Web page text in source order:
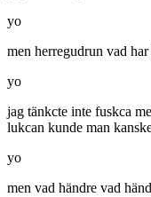
yo
men herregudrun vad
yo
jag tänkcte inte fuskca
lukcan kunde man
yo
men vad händre vad